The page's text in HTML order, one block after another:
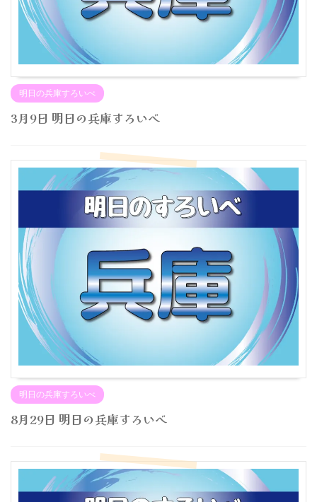
明日の兵庫すろいべ
3月9日 明日の兵庫すろいべ
明日の兵庫すろいべ
8月29日 明日の兵庫すろいべ